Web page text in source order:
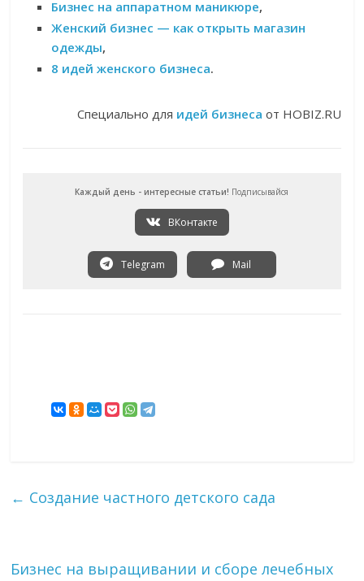
Бизнес на аппаратном маникюре,
Женский бизнес — как открыть магазин
одежды,
8 идей женского бизнеса.
Специально для идей бизнеса от HOBIZ.RU
Каждый день - интересные статьи! Подписывайся
ВКонтакте
Telegram Mail
← Создание частного детского сада
Бизнес на выращивании и сборе лечебных